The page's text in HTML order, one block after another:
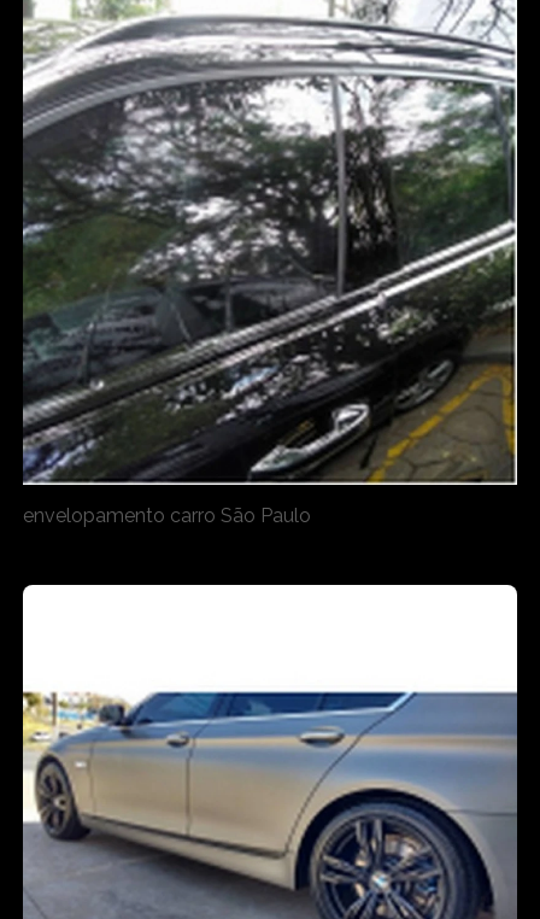
envelopamento carro São Paulo